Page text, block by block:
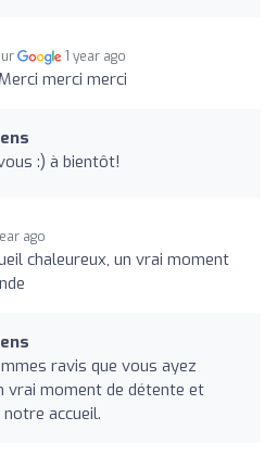
1 year ago
Merci merci merci
:) à bientôt!
ago
chaleureux, un vrai moment
ravis que vous ayez
vrai moment de détente et
accueil.